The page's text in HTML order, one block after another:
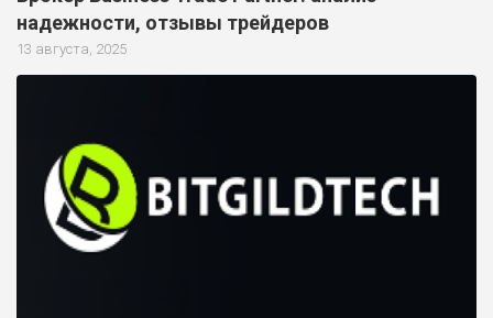
надежности, отзывы трейдеров
13 августа, 2025